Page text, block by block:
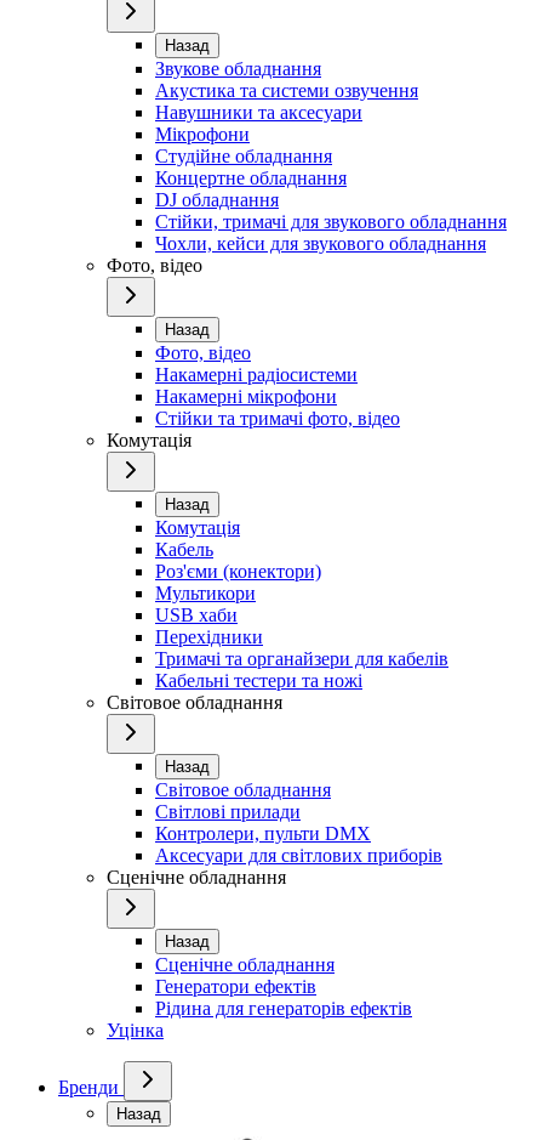
Назад
Звукове обладнання
Акустика та системи озвучення
Навушники та аксесуари
Мікрофони
Студійне обладнання
Концертне обладнання
DJ обладнання
Стійки, тримачі для звукового обладнання
Чохли, кейси для звукового обладнання
Фото, відео
Назад
Фото, відео
Накамерні радіосистеми
Накамерні мікрофони
Стійки та тримачі фото, відео
Комутація
Назад
Комутація
Кабель
Роз'єми (конектори)
Мультикори
USB хаби
Перехідники
Тримачі та органайзери для кабелів
Кабельні тестери та ножі
Світовое обладнання
Назад
Світовое обладнання
Світлові прилади
Контролери, пульти DMX
Аксесуари для світлових приборів
Сценічне обладнання
Назад
Сценічне обладнання
Генератори ефектів
Рідина для генераторів ефектів
Уцінка
Бренди
Назад